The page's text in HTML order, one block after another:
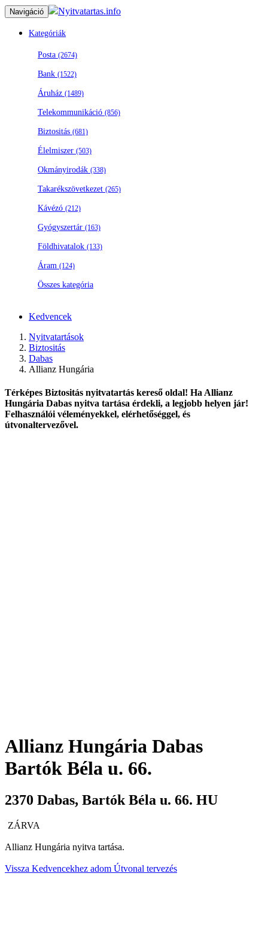
Navigáció Nyitvatartas.info
Kategóriák
Posta (2674)
Bank (1522)
Áruház (1489)
Telekommunikáció (856)
Biztositás (681)
Élelmiszer (503)
Okmányirodák (338)
Takarékszövetkezet (265)
Kávézó (212)
Gyógyszertár (163)
Földhivatalok (133)
Áram (124)
Összes kategória
Kedvencek
Nyitvatartások
Biztositás
Dabas
Allianz Hungária
Térképes Biztositás nyitvatartás kereső oldal! Ha Allianz
Hungária Dabas nyitva tartása érdekli, a legjobb helyen jár!
Felhasználói véleményekkel, elérhetőséggel, és
útvonaltervezővel.
Allianz Hungária Dabas
Bartók Béla u. 66.
2370 Dabas, Bartók Béla u. 66. HU
ZÁRVA
Allianz Hungária nyitva tartása.
Vissza Kedvencekhez adom Útvonal tervezés